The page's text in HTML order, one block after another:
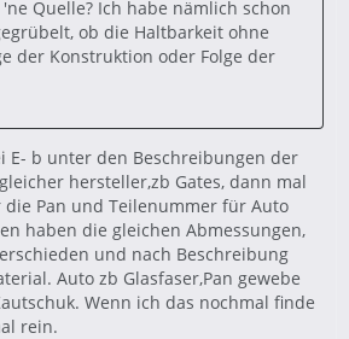
Quelle? Ich habe nämlich schon
ob die Haltbarkeit ohne
der Konstruktion oder Folge der
E- b unter den Beschreibungen der
hersteller,zb Gates, dann mal
Pan und Teilenummer für Auto
haben die gleichen Abmessungen,
und nach Beschreibung
Auto zb Glasfaser,Pan gewebe
Wenn ich das nochmal finde
rein.